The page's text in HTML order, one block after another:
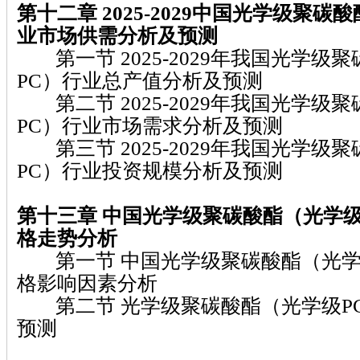
第十二章 2025-2029中国光学级聚碳酸
业市场供需分析及预测
第一节 2025-2029年我国光学级聚
PC）行业总产值分析及预测
第二节 2025-2029年我国光学级聚
PC）行业市场需求分析及预测
第三节 2025-2029年我国光学级聚
PC）行业投资规模分析及预测
第十三章 中国光学级聚碳酸酯（光学
格走势分析
第一节 中国光学级聚碳酸酯（光学
格影响因素分析
第二节 光学级聚碳酸酯（光学级
预测